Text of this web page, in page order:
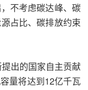
不考虑碳达峰、碳
占比、碳排放约束
出的国家自主贡献
量将达到12亿千瓦